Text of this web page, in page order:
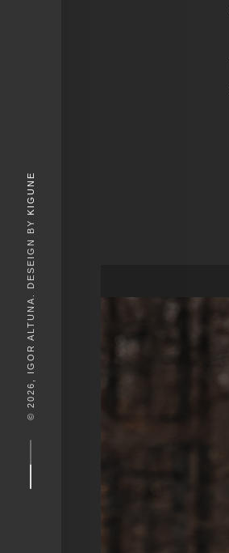
© 2026, IGOR ALTUNA. DESEIGN BY
KIGUNE